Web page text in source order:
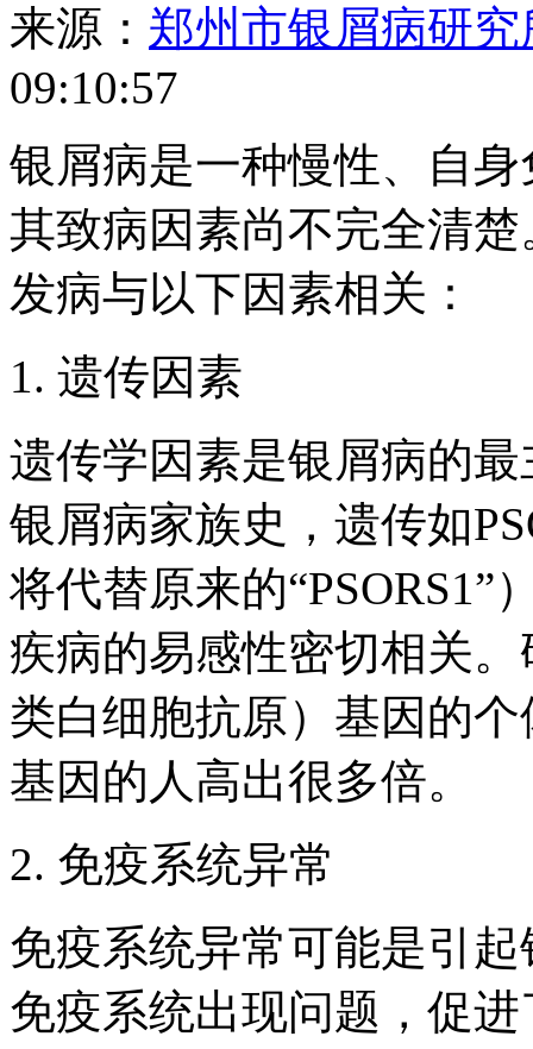
来源： 郑州市银屑病研
09:10:57
银屑病是一种慢性、自
其致病因素尚不完全清
发病与以下因素相关：
1. 遗传因素
遗传学因素是银屑病的
银屑病家族史，遗传如
将代替原来的“PSORS1”
疾病的易感性密切相关
类白细胞抗原）基因的
基因的人高出很多倍。
2. 免疫系统异常
免疫系统异常可能是引
免疫系统出现问题，促